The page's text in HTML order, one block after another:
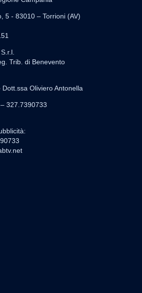
5 - 83010 – Torrioni (AV)
Trib. di Benevento
Oliviero Antonella
327.7390733